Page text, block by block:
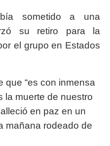
sometido a una
su retiro para la
el grupo en Estados
que “es con inmensa
la muerte de nuestro
en paz en un
mañana rodeado de